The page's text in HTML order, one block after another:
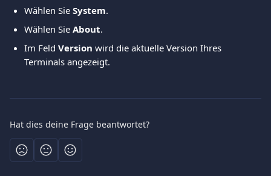
Wählen Sie System.
Wählen Sie About.
Im Feld Version wird die aktuelle Version Ihres
Terminals angezeigt.
Hat dies deine Frage beantwortet?